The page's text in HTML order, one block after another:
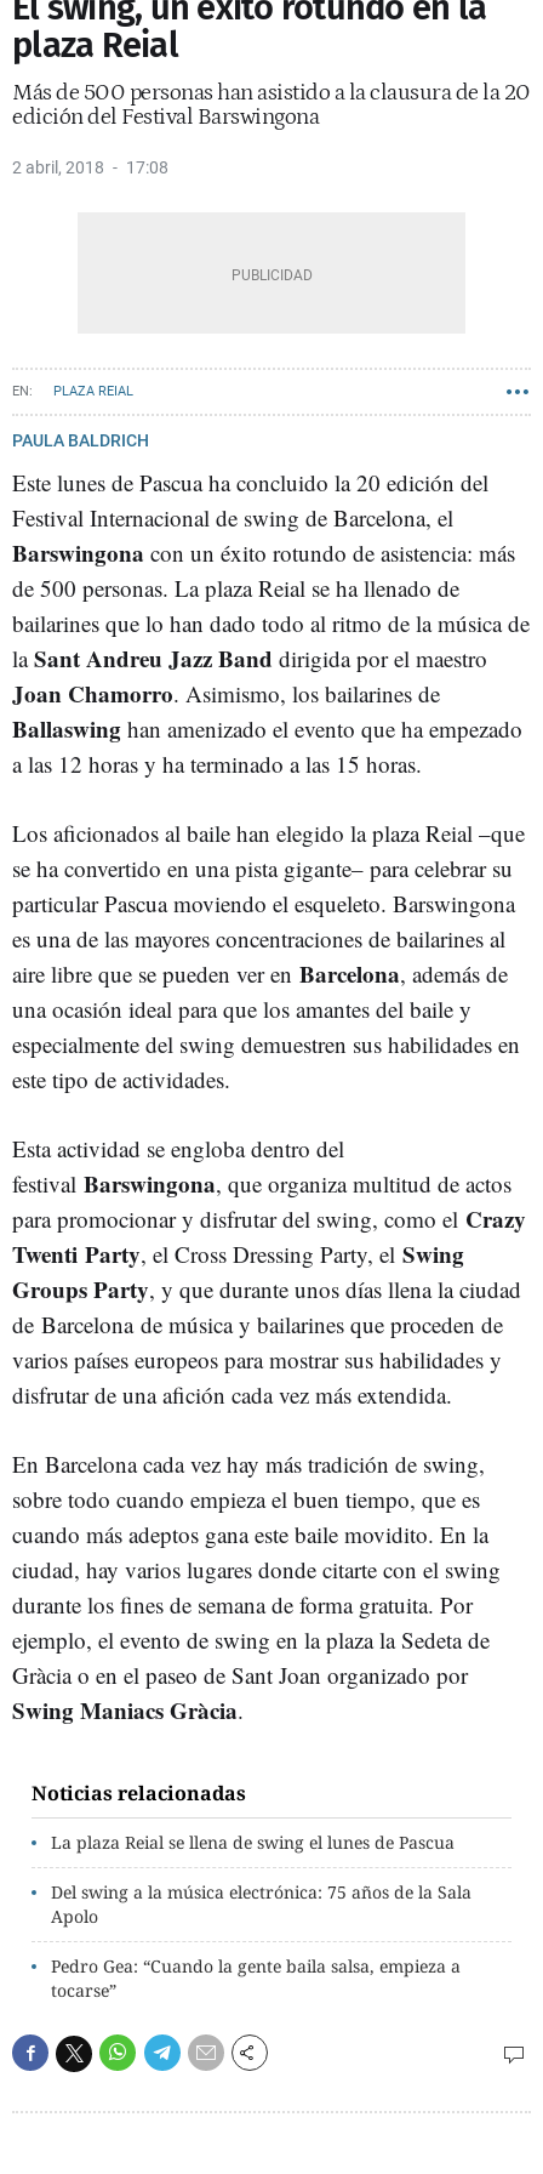
plaza Reial
Más de 500 personas han asistido a la clausura de la 20
edición del Festival Barswingona
2 abril, 2018 17:08
PLAZA REIAL
PAULA BALDRICH
Este lunes de Pascua ha concluido la 20 edición del
Festival Internacional de swing de Barcelona, el
Barswingona con un éxito rotundo de asistencia: más
de 500 personas. La plaza Reial se ha llenado de
bailarines que lo han dado todo al ritmo de la música de
laSant Andreu Jazz Band dirigida por el maestro
Joan Chamorro. Asimismo, los bailarines de
Ballaswing han amenizado el evento que ha empezado
a las 12 horas y ha terminado a las 15 horas.
Los aficionados al baile han elegido la plaza Reial –que
se ha convertido en una pista gigante– para celebrar su
particular Pascua moviendo el esqueleto. Barswingona
es una de las mayores concentraciones de bailarines al
aire libre que se pueden ver en Barcelona, además de
una ocasión ideal para que los amantes del baile y
especialmente del swing demuestren sus habilidades en
este tipo de actividades.
Esta actividad se engloba dentro del
festival Barswingona, que organiza multitud de actos
para promocionar y disfrutar del swing, como el Crazy
Twenti Party, el Cross Dressing Party, el Swing
Groups Party, y que durante unos días llena la ciudad
de Barcelona de música y bailarines que proceden de
varios países europeos para mostrar sus habilidades y
disfrutar de una afición cada vez más extendida.
En Barcelona cada vez hay más tradición de swing,
sobre todo cuando empieza el buen tiempo, que es
cuando más adeptos gana este baile movidito. En la
ciudad, hay varios lugares donde citarte con el swing
durante los fines de semana de forma gratuita. Por
ejemplo, el evento de swing en la plaza la Sedeta de
Gràcia o en el paseo de Sant Joan organizado por
Swing Maniacs Gràcia.
Noticias relacionadas
La plaza Reial se llena de swing el lunes de Pascua
Del swing a la música electrónica: 75 años de la Sala
Apolo
Pedro Gea: “Cuando la gente baila salsa, empieza a
tocarse”